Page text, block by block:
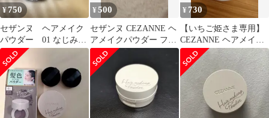
¥750
セザンヌ ヘアメイク
パウダー 01 なじみブ
ラウン 1回使用
¥500
セザンヌ CEZANNE ヘ
アメイクパウダー フェ
イス&ヘア用シェーデ
ィング
¥ 730
【いちご姫さま専用】
CEZANNE ヘアメイク
パウダー 01 なじみブラ
ウン